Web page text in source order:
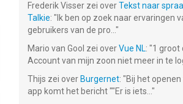
Frederik Visser zei overTekst naar
Talkie: " Ik ben op zoek naar ervaringen
gebruikers van de pro... "
Mario van Gool zei overVue NL: "1 groot
Account van mijn zoon niet meer in te
Thijs zei over Burgernet: "Bij het openen
app komt het bericht ""Er is iets... "